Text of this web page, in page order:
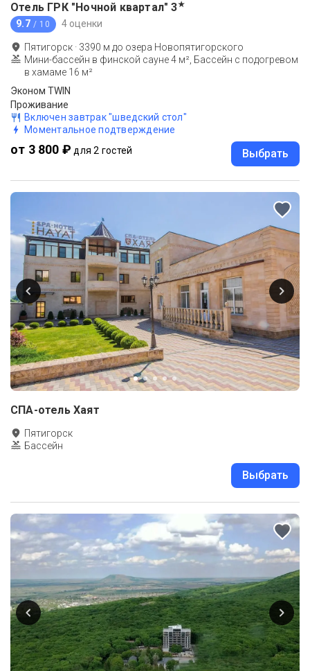
Отель ГРК "Ночной квартал" 3★
9.7 / 10 4 оценки
Пятигорск · 3390 м до озера Новопятигорского
Мини-бассейн в финской сауне 4 м², Бассейн с подогревом
в хамаме 16 м²
Эконом TWIN
Проживание
Включен завтрак "шведский стол"
Моментальное подтверждение
от 3 800 ₽ для 2 гостей Выбрать
СПА-отель Хаят
Пятигорск
Бассейн
Выбрать